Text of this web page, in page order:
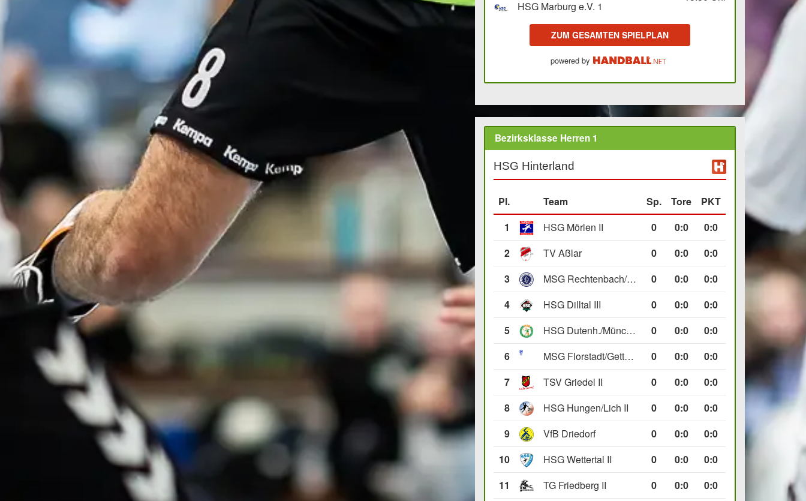
HSG Marburg e.V. 1
ZUM GESAMTEN SPIELPLAN
powered by
Bezirksklasse Herren 1
HSG Hinterland
Pl. Team Sp. Tore
PKT
1
HSG Mörlen II 0 0:0
0:0
2
TV Aßlar 0 0:0
0:0
3
MSG Rechtenbach/Wetzlar II 0 0:0
0:0
4
HSG Dilltal III 0 0:0
0:0
5
HSG Dutenh./Münchholzh. IV 0 0:0
0:0
6
MSG Florstadt/Gettenau II 0 0:0
0:0
7
TSV Griedel II 0 0:0
0:0
8
HSG Hungen/Lich II 0 0:0
0:0
9
VfB Driedorf 0 0:0
0:0
10
HSG Wettertal II 0 0:0
0:0
11
TG Friedberg II 0 0:0 0:0